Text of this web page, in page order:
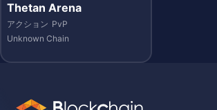
Thetan Arena
アクション PvP
Unknown Chain